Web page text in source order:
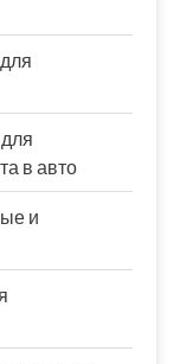
в авто
и